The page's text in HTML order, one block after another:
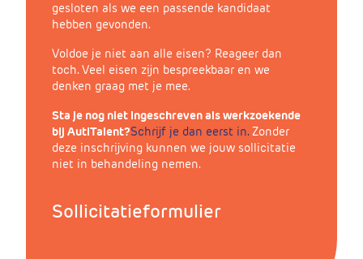
gesloten als we een passende kandidaat
hebben gevonden.
Voldoe je niet aan alle eisen? Reageer dan
toch. Veel eisen zijn bespreekbaar en we
denken graag met je mee.
Sta je nog niet ingeschreven als werkzoekende
bij AutiTalent?Schrijf je dan eerst in. Zonder
deze inschrijving kunnen we jouw sollicitatie
niet in behandeling nemen.
Sollicitatieformulier